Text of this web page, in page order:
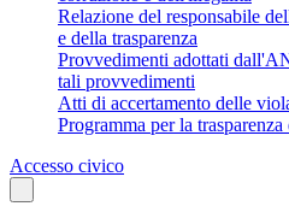
Relazione del responsabile
e della trasparenza
Provvedimenti adottati
tali provvedimenti
Atti di accertamento delle
Programma per la
Accesso civico